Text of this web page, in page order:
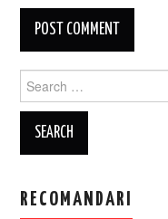
Search
for:
RECOMANDARI